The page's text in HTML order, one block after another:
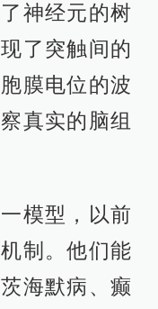
神经元的树
了突触间的
膜电位的波
真实的脑组
模型，以前
制。他们能
海默病、癫